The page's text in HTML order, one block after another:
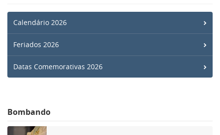
Calendário 2026
Feriados 2026
Datas Comemorativas 2026
Bombando